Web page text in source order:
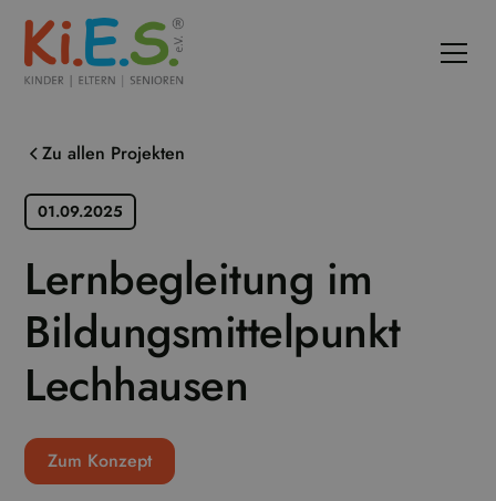
Zu allen Projekten
01.09.2025
Lernbegleitung im
Bildungsmittelpunkt
Lechhausen
Zum Konzept